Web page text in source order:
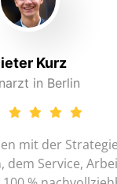
Strategie, den
Arbeitsweise.